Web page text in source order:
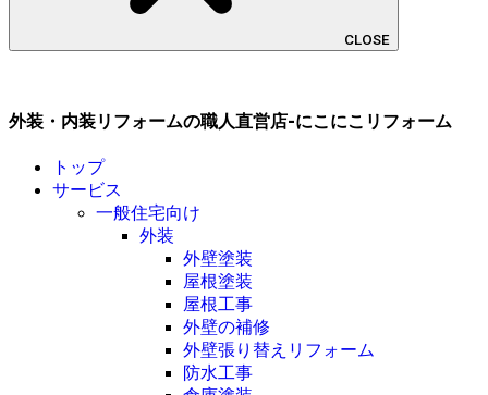
CLOSE
外装・内装リフォームの職人直営店-にこにこリフォーム
トップ
サービス
一般住宅向け
外装
外壁塗装
屋根塗装
屋根工事
外壁の補修
外壁張り替えリフォーム
防水工事